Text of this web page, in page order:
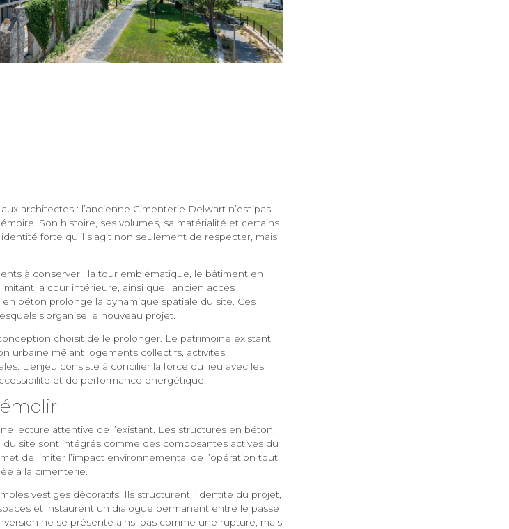
architectes : l’ancienne Cimenterie Delwart n’est pas
Son histoire, ses volumes, sa matérialité et certains
forte qu’il s’agit non seulement de respecter, mais
à conserver : la tour emblématique, le bâtiment en
la cour intérieure, ainsi que l’ancien accès
béton prolonge la dynamique spatiale du site. Ces
s’organise le nouveau projet.
choisit de le prolonger. Le patrimoine existant
urbaine mêlant logements collectifs, activités
L’enjeu consiste à concilier la force du lieu avec les
et de performance énergétique.
lecture attentive de l’existant. Les structures en béton,
site sont intégrés comme des composantes actives du
de limiter l’impact environnemental de l’opération tout
à la cimenterie.
vestiges décoratifs. Ils structurent l’identité du projet,
et instaurent un dialogue permanent entre le passé
ne se présente ainsi pas comme une rupture, mais